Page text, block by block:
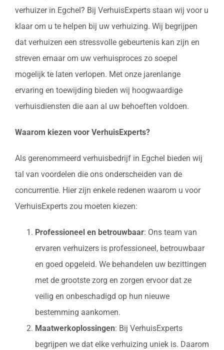
verhuizer in Egchel? Bij VerhuisExperts staan wij voor u
klaar om u te helpen bij uw verhuizing. Wij begrijpen
dat verhuizen een stressvolle gebeurtenis kan zijn en
streven ernaar om uw verhuisproces zo soepel
mogelijk te laten verlopen. Met onze jarenlange
ervaring en toewijding bieden wij hoogwaardige
verhuisdiensten die aan al uw behoeften voldoen.
Waarom kiezen voor VerhuisExperts?
Als gerenommeerd verhuisbedrijf in Egchel bieden wij
tal van voordelen die ons onderscheiden van de
concurrentie. Hier zijn enkele redenen waarom u voor
VerhuisExperts zou moeten kiezen:
Professioneel en betrouwbaar: Ons team van
ervaren verhuizers is professioneel, betrouwbaar
en goed opgeleid. We behandelen uw bezittingen
met de grootste zorg en zorgen ervoor dat ze
veilig en onbeschadigd op hun nieuwe
bestemming aankomen.
Maatwerkoplossingen: Bij VerhuisExperts
begrijpen we dat elke verhuizing uniek is. Daarom